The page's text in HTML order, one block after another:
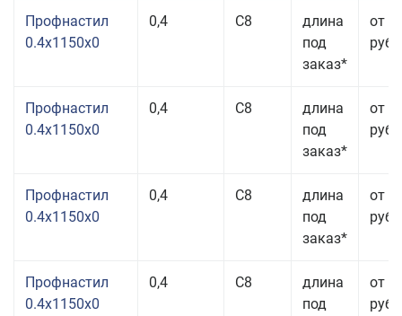
Профнастил
0.4x1150x0
0,4 С8
длина
под
заказ*
от
руб.
Профнастил
0.4x1150x0
0,4 С8
длина
под
заказ*
от
руб.
Профнастил
0.4x1150x0
0,4 С8
длина
под
заказ*
от
руб.
Профнастил
0.4x1150x0
0,4 С8
длина
под
от
руб.